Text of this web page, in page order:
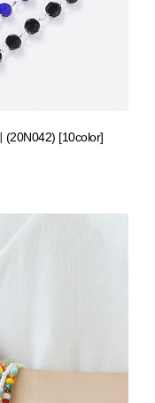
(20N042) [10color]